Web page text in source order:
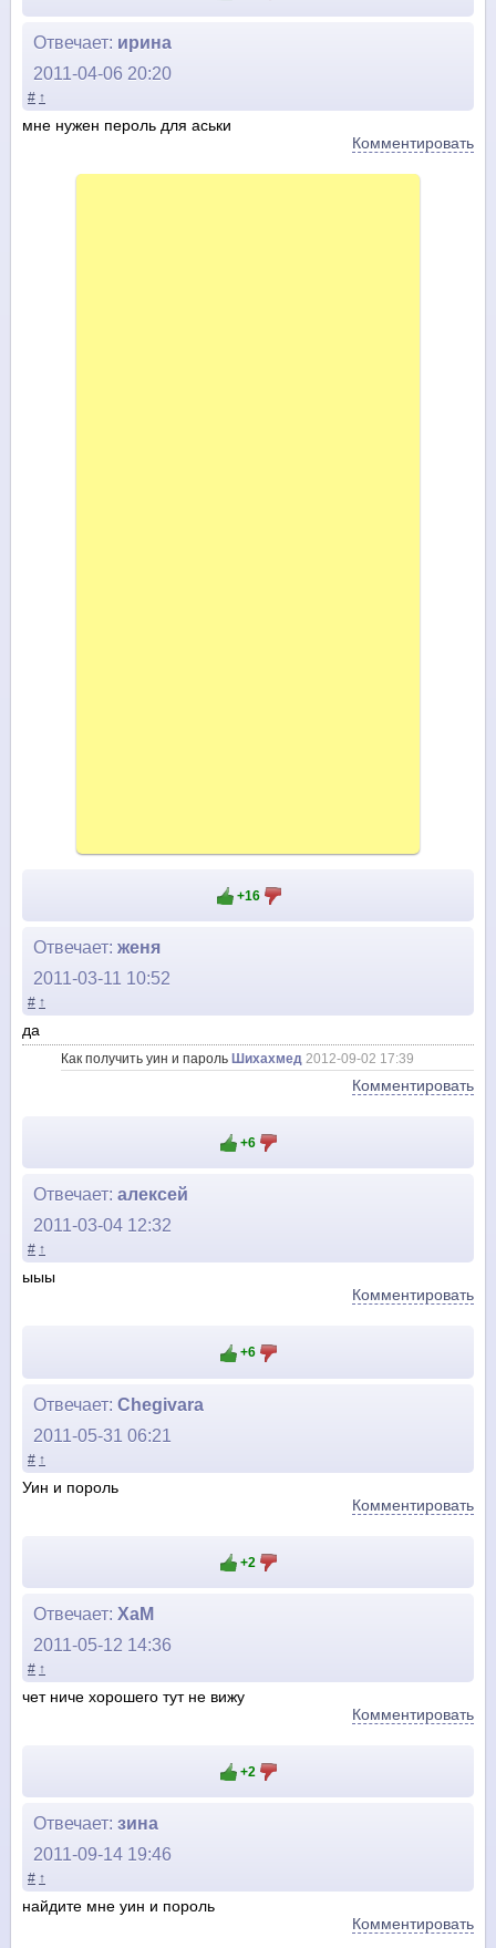
Отвечает: ирина
2011-04-06 20:20
# ↑
мне нужен пероль для аськи
Комментировать
+16
Отвечает: женя
2011-03-11 10:52
# ↑
да
Как получить уин и пароль Шихахмед 2012-09-02 17:39
Комментировать
+6
Отвечает: алексей
2011-03-04 12:32
# ↑
ыыы
Комментировать
+6
Отвечает: Chegivara
2011-05-31 06:21
# ↑
Уин и пороль
Комментировать
+2
Отвечает: ХаМ
2011-05-12 14:36
# ↑
чет ниче хорошего тут не вижу
Комментировать
+2
Отвечает: зина
2011-09-14 19:46
# ↑
найдите мне уин и пороль
Комментировать